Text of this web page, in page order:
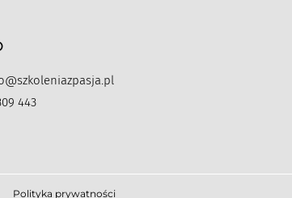
443
Polityka prywatności